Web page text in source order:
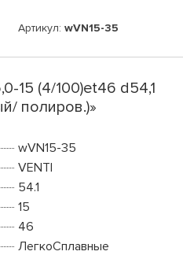
Артикул: wVN15-35
15 (4/100)et46 d54,1
полиров.)»
wVN15-35
VENTI
54.1
15
46
ЛегкоСплавные